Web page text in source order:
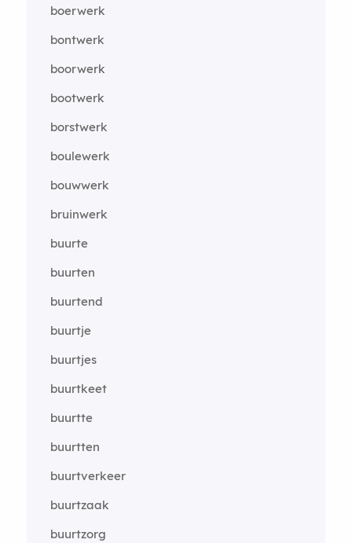
boerwerk
bontwerk
boorwerk
bootwerk
borstwerk
boulewerk
bouwwerk
bruinwerk
buurte
buurten
buurtend
buurtje
buurtjes
buurtkeet
buurtte
buurtten
buurtverkeer
buurtzaak
buurtzorg